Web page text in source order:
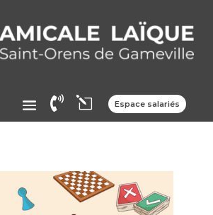
 l Espace salariés